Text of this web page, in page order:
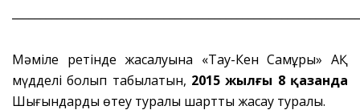
Мәміле ретінде жасалуына «Тау-Кен Самұрық» АҚ
мүдделі болып табылатын, 2015 жылғы 8 қазанда
Шығындарды өтеу туралы шартты жасау туралы.